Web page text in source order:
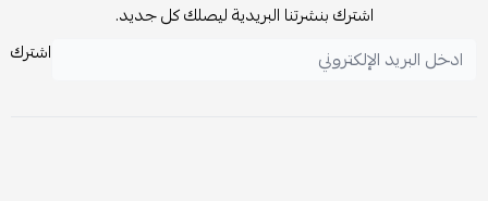
اشترك بنشرتنا البريدية ليصلك كل جديد.
اشترك